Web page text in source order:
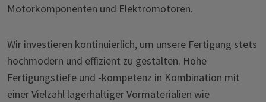
Motorkomponenten und Elektromotoren.
Wir investieren kontinuierlich, um unsere Fertigung stets
hochmodern und effizient zu gestalten. Hohe
Fertigungstiefe und -kompetenz in Kombination mit
einer Vielzahl lagerhaltiger Vormaterialien wie